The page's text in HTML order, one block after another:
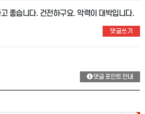
좋습니다. 건전하구요. 악력이 대박입니다.
댓글쓰기
댓글 포인트 안내